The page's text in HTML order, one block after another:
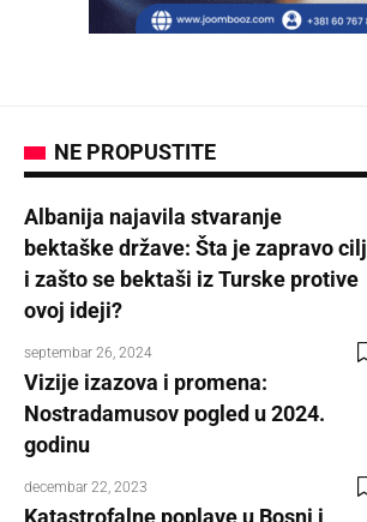
NE PROPUSTITE
Albanija najavila stvaranje
bektaške države: Šta je zapravo cilj
i zašto se bektaši iz Turske protive
ovoj ideji?
septembar 26, 2024
Vizije izazova i promena:
Nostradamusov pogled u 2024.
godinu
decembar 22, 2023
Katastrofalne poplave u Bosni i